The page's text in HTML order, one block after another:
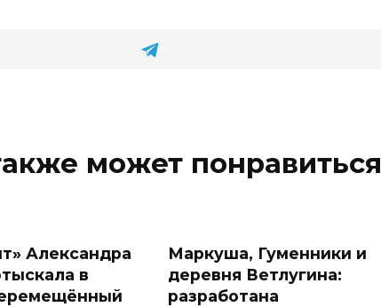
может понравиться
Александра
в
Маркуша, Гуменники и
деревня Ветлугина:
разработана